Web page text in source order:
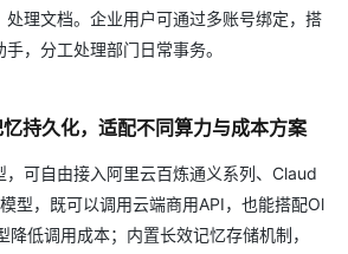
处理文档。企业用户可通过多账号绑定，搭
，分工处理部门日常事务。
持久化，适配不同算力与成本方案
，可自由接入阿里云百炼通义系列、Claud
型，既可以调用云端商用API，也能搭配Ol
降低调用成本；内置长效记忆存储机制，